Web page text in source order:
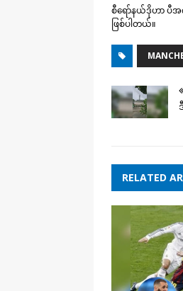
စီရော်နယ်ဒိုဟာ ပီအ
ဖြစ်ပါတယ်။
RELATED